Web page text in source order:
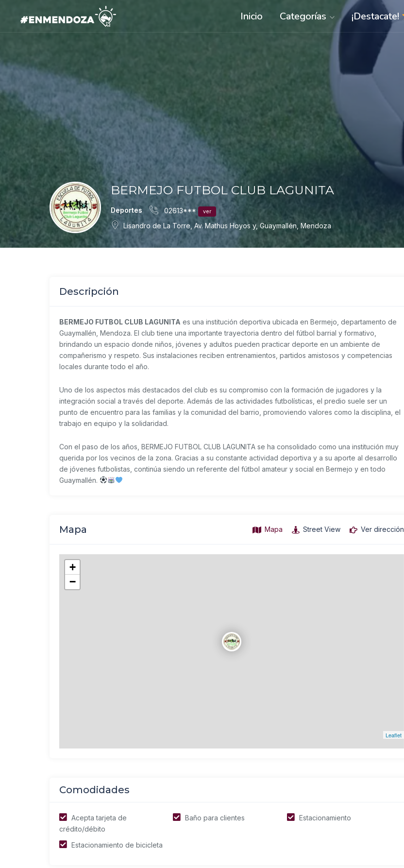
Inicio Categorías ¡Destacate!
BERMEJO FUTBOL CLUB LAGUNITA
Deportes 02613*** ver
Lisandro de La Torre, Av. Mathus Hoyos y, Guaymallén, Mendoza
Descripción
BERMEJO FUTBOL CLUB LAGUNITA es una institución deportiva ubicada en Bermejo, departamento de
Guaymallén, Mendoza. El club tiene una importante trayectoria dentro del fútbol barrial y formativo,
brindando un espacio donde niños, jóvenes y adultos pueden practicar deporte en un ambiente de
compañerismo y respeto. Sus instalaciones reciben entrenamientos, partidos amistosos y competencias
locales durante todo el año.
Uno de los aspectos más destacados del club es su compromiso con la formación de jugadores y la
integración social a través del deporte. Además de las actividades futbolísticas, el predio suele ser un
punto de encuentro para las familias y la comunidad del barrio, promoviendo valores como la disciplina, el
trabajo en equipo y la solidaridad.
Con el paso de los años, BERMEJO FUTBOL CLUB LAGUNITA se ha consolidado como una institución muy
querida por los vecinos de la zona. Gracias a su constante actividad deportiva y a su aporte al desarrollo
de jóvenes futbolistas, continúa siendo un referente del fútbol amateur y social en Bermejo y en todo
Guaymallén.
Mapa Mapa Street View Ver dirección
+
−
Leaflet
Comodidades
Acepta tarjeta de
crédito/débito
Baño para clientes Estacionamiento
Estacionamiento de bicicleta